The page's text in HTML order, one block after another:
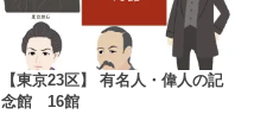
【東京23区】 有名人・偉人の記
念館 16館